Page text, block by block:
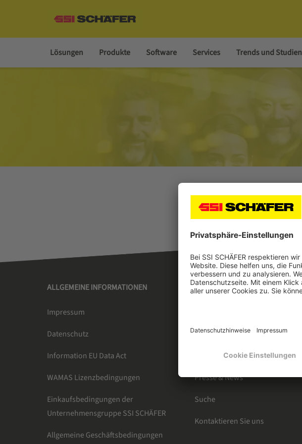
Lösungen Produkte Software Services Trends und Studien
ALLGEMEINE INFORMATIONEN
Impressum
Datenschutz
Information EU Data Act
WAMAS Lizenzbedingungen
Einkaufsbedingungen der
Unternehmensgruppe SSI SCHÄFER
Allgemeine Geschäftsbedingungen
SSI SCHÄFER
Newsletteranmeldung
Presse & News
Suche
Kontaktieren Sie uns